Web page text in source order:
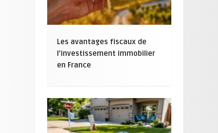
Les avantages fiscaux de
l’investissement immobilier
en France